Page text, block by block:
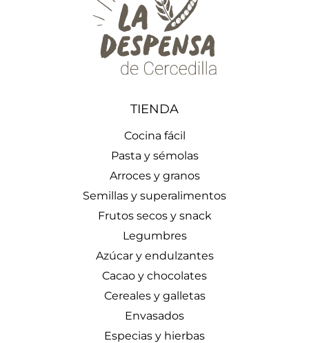
TIENDA
Cocina fácil
Pasta y sémolas
Arroces y granos
Semillas y superalimentos
Frutos secos y snack
Legumbres
Azúcar y endulzantes
Cacao y chocolates
Cereales y galletas
Envasados
Especias y hierbas